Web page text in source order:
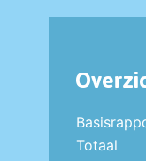
Totaal